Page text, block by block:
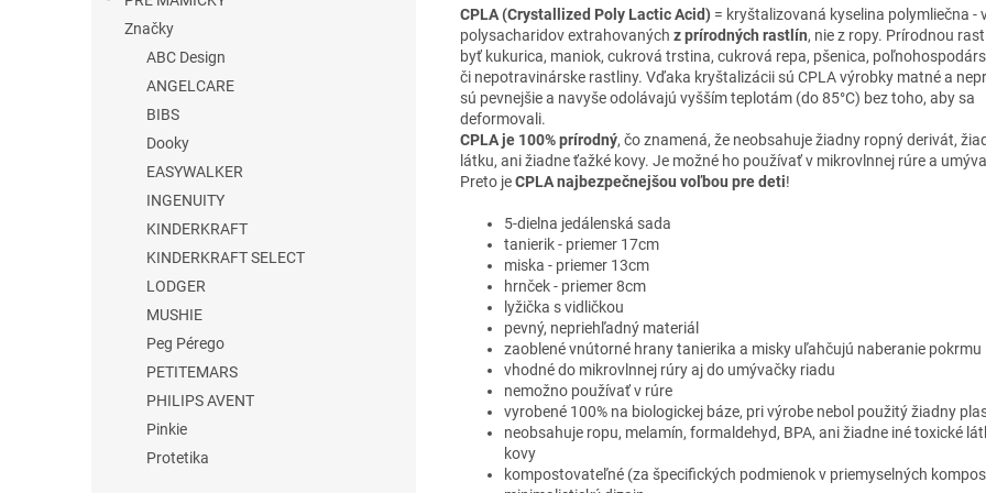
Značky
ABC Design
ANGELCARE
BIBS
Dooky
EASYWALKER
INGENUITY
KINDERKRAFT
KINDERKRAFT SELECT
LODGER
MUSHIE
Peg Pérego
PETITEMARS
PHILIPS AVENT
Pinkie
Protetika
CPLA (Crystallized Poly Lactic Acid) = kryštalizovaná kyselina polymliečna -
polysacharidov extrahovaných z prírodných rastlín, nie z ropy. Prírodnou
byť kukurica, maniok, cukrová trstina, cukrová repa, pšenica,
či nepotravinárske rastliny. Vďaka kryštalizácii sú CPLA výrobky matné a
sú pevnejšie a navyše odolávajú vyšším teplotám (do 85°C) bez toho, aby sa
deformovali.
CPLA je 100% prírodný, čo znamená, že neobsahuje žiadny ropný derivát,
látku, ani žiadne ťažké kovy. Je možné ho používať v mikrovlnnej rúre a
Preto jeCPLA najbezpečnejšou voľbou pre deti!
5-dielna jedálenská sada
tanierik - priemer 17cm
miska - priemer 13cm
hrnček - priemer 8cm
lyžička s vidličkou
pevný, nepriehľadný materiál
zaoblené vnútorné hrany tanierika a misky uľahčujú naberanie pokrmu
vhodné do mikrovlnnej rúry aj do umývačky riadu
nemožno používať v rúre
vyrobené 100% na biologickej báze, pri výrobe nebol použitý žiadny
neobsahuje ropu, melamín, formaldehyd, BPA, ani žiadne iné toxické
kovy
kompostovateľné (za špecifických podmienok v priemyselných